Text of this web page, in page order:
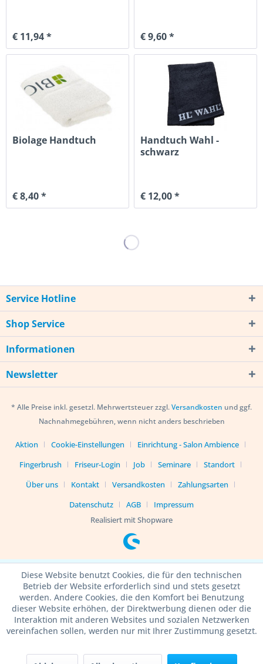
€ 11,94 * € 9,60 *
Biolage Handtuch
€ 8,40 *
Handtuch Wahl -
schwarz
€ 12,00 *
Service Hotline
Shop Service
Informationen
Newsletter
* Alle Preise inkl. gesetzl. Mehrwertsteuer zzgl.Versandkosten und ggf.
Nachnahmegebühren, wenn nicht anders beschrieben
Aktion Cookie-Einstellungen
Einrichtung - Salon Ambience
Fingerbrush
Friseur-Login Job Seminare
Standort
Über uns
Kontakt Versandkosten
Zahlungsarten
Datenschutz
AGB
Impressum
Realisiert mit Shopware
Diese Website benutzt Cookies, die für den technischen
Betrieb der Website erforderlich sind und stets gesetzt
werden. Andere Cookies, die den Komfort bei Benutzung
dieser Website erhöhen, der Direktwerbung dienen oder die
Interaktion mit anderen Websites und sozialen Netzwerken
vereinfachen sollen, werden nur mit Ihrer Zustimmung gesetzt.